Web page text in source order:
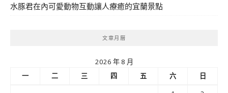
水豚君在內可愛動物互動讓人療癒的宜蘭景點
文章月曆
2026 年 8 月
一
二 三 四 五 六
日